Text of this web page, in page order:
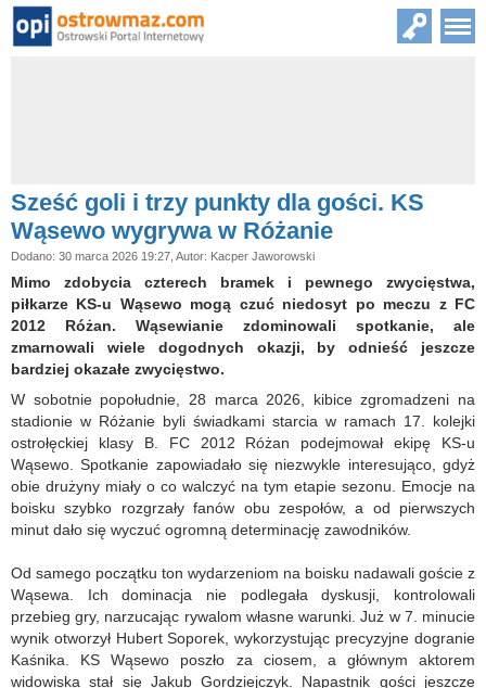
Sześć goli i trzy punkty dla gości. KS
Wąsewo wygrywa w Różanie
Dodano: 30 marca 2026 19:27, Autor: Kacper Jaworowski
Mimo zdobycia czterech bramek i pewnego zwycięstwa,
piłkarze KS-u Wąsewo mogą czuć niedosyt po meczu z FC
2012 Różan. Wąsewianie zdominowali spotkanie, ale
zmarnowali wiele dogodnych okazji, by odnieść jeszcze
bardziej okazałe zwycięstwo.
W sobotnie popołudnie, 28 marca 2026, kibice zgromadzeni na
stadionie w Różanie byli świadkami starcia w ramach 17. kolejki
ostrołęckiej klasy B. FC 2012 Różan podejmował ekipę KS-u
Wąsewo. Spotkanie zapowiadało się niezwykle interesująco, gdyż
obie drużyny miały o co walczyć na tym etapie sezonu. Emocje na
boisku szybko rozgrzały fanów obu zespołów, a od pierwszych
minut dało się wyczuć ogromną determinację zawodników.
Od samego początku ton wydarzeniom na boisku nadawali goście z
Wąsewa. Ich dominacja nie podlegała dyskusji, kontrolowali
przebieg gry, narzucając rywalom własne warunki. Już w 7. minucie
wynik otworzył Hubert Soporek, wykorzystując precyzyjne dogranie
Kaśnika. KS Wąsewo poszło za ciosem, a głównym aktorem
widowiska stał się Jakub Gordziejczyk. Napastnik gości jeszcze